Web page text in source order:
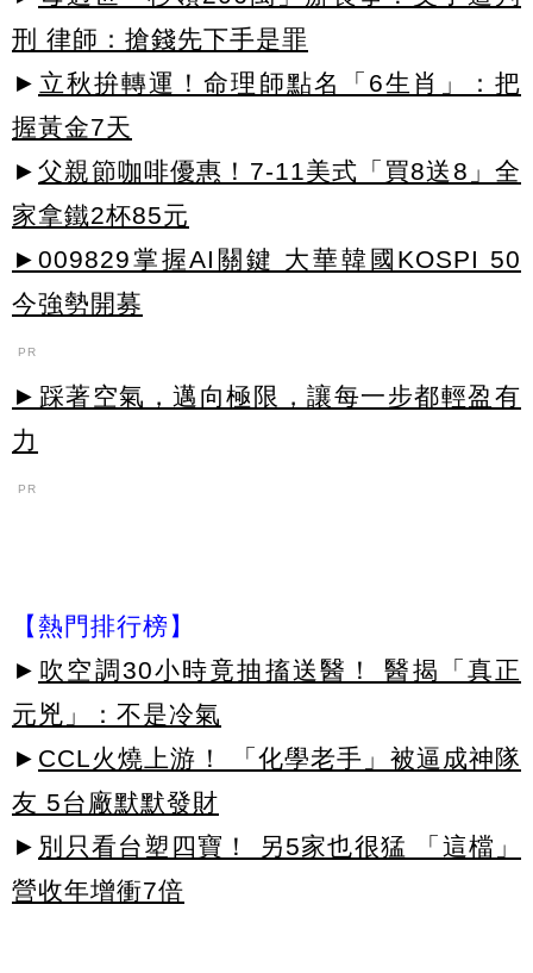
刑 律師：搶錢先下手是罪
► 立秋拚轉運！命理師點名「6生肖」：把
握黃金7天
► 父親節咖啡優惠！7-11美式「買8送8」全
家拿鐵2杯85元
►009829掌握AI關鍵 大華韓國KOSPI 50
今強勢開募
PR
►踩著空氣，邁向極限，讓每一步都輕盈有
力
PR
【熱門排行榜】
► 吹空調30小時竟抽搐送醫！ 醫揭「真正
元兇」：不是冷氣
► CCL火燒上游！ 「化學老手」被逼成神隊
友 5台廠默默發財
► 別只看台塑四寶！ 另5家也很猛 「這檔」
營收年增衝7倍